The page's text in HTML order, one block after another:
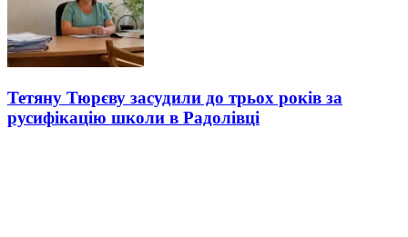
Тетяну Тюрєву засудили до трьох років за
русифікацію школи в Радолівці